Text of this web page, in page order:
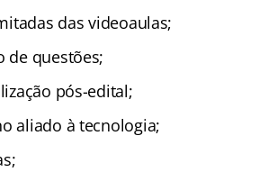
das videoaulas;
de questões;
pós-edital;
aliado à tecnologia;